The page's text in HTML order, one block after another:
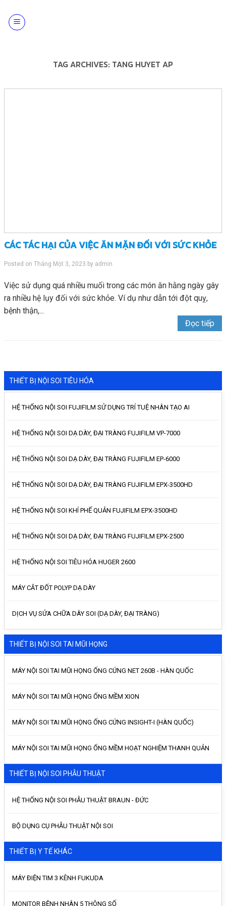
content
TAG ARCHIVES: TANG HUYET AP
THIẾT BỊ NỘI SOI TIÊU HÓA
HỆ THỐNG NỘI SOI FUJIFILM SỬ DỤNG TRÍ TUỆ NHÂN TẠO AI
HỆ THỐNG NỘI SOI DẠ DÀY, ĐẠI TRÀNG FUJIFILM VP-7000
HỆ THỐNG NỘI SOI DẠ DÀY, ĐẠI TRÀNG FUJIFILM EP-6000
HỆ THỐNG NỘI SOI DẠ DÀY, ĐẠI TRÀNG FUJIFILM EPX-3500HD
HỆ THỐNG NỘI SOI KHÍ PHẾ QUẢN FUJIFILM EPX-3500HD
HỆ THỐNG NỘI SOI DẠ DÀY, ĐẠI TRÀNG FUJIFILM EPX-2500
HỆ THỐNG NỘI SOI TIÊU HÓA HUGER 2600
MÁY CẮT ĐỐT POLYP DẠ DÀY
DỊCH VỤ SỬA CHỮA DÂY SOI (DẠ DÀY, ĐẠI TRÀNG)
THIẾT BỊ NỘI SOI TAI MŨI HỌNG
MÁY NỘI SOI TAI MŨI HỌNG ỐNG CỨNG NET 260B - HÀN QUỐC
MÁY NỘI SOI TAI MŨI HỌNG ỐNG MỀM XION
MÁY NỘI SOI TAI MŨI HỌNG ỐNG CỨNG INSIGHT-I (HÀN QUỐC)
MÁY NỘI SOI TAI MŨI HỌNG ỐNG MỀM HOẠT NGHIỆM THANH QUẢN
THIẾT BỊ NỘI SOI PHẪU THUẬT
HỆ THỐNG NỘI SOI PHẪU THUẬT BRAUN - ĐỨC
BỘ DỤNG CỤ PHẪU THUẬT NỘI SOI
THIẾT BỊ Y TẾ KHÁC
MÁY ĐIỆN TIM 3 KÊNH FUKUDA
MONITOR BỆNH NHÂN 5 THÔNG SỐ
CÁC TÁC HẠI CỦA VIỆC ĂN MẶN ĐỐI VỚI SỨC KHỎE
Posted on Tháng Một 3, 2023 by admin
Việc sử dụng quá nhiều muối trong các món ăn hằng ngày gây
ra nhiều hệ lụy đối với sức khỏe. Ví dụ như dẫn tới đột quỵ,
bệnh thận,...
Đọc tiếp